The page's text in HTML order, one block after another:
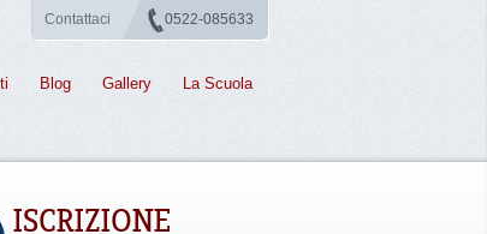
Contattaci 0522-085633
Blog Gallery La Scuola
ISCRIZIONE